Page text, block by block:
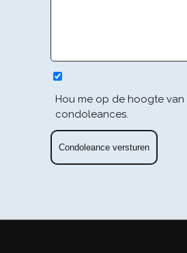
Hou me op de hoogte van
condoleances.